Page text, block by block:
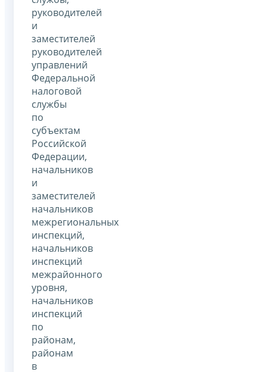
руководителей
и
заместителей
руководителей
управлений
Федеральной
налоговой
службы
по
субъектам
Российской
Федерации,
начальников
и
заместителей
начальников
межрегиональных
инспекций,
начальников
инспекций
межрайонного
уровня,
начальников
инспекций
по
районам,
районам
в